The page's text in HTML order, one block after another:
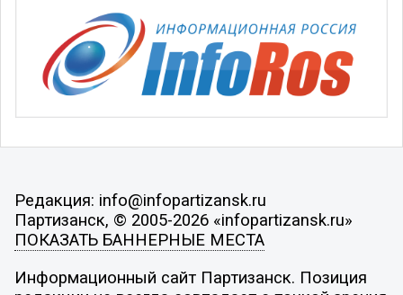
Редакция: info@infopartizansk.ru
Партизанск, © 2005-2026 «infopartizansk.ru»
ПОКАЗАТЬ БАННЕРНЫЕ МЕСТА
Информационный сайт Партизанск. Позиция